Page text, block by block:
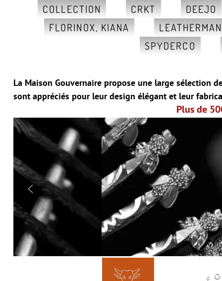
COLLECTION
CRKT
DEEJO
FLORINOX, KIANA
LEATHERMAN
SPYDERCO
La Maison Gouvernaire propose une large sélection
sont appréciés pour leur design élégant et leur
Plus de
